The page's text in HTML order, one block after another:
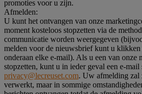
promoties voor u zijn.
Afmelden:
U kunt het ontvangen van onze
moment kosteloos stopzetten via de
communicatie worden weergegeven
melden voor de nieuwsbrief kunt u
onderaan elke e-mail). Als u een van
stopzetten, kunt u in ieder geval een e-mail
privacy@lecreuset.com. Uw afmelding zal
verwerkt, maar in sommige